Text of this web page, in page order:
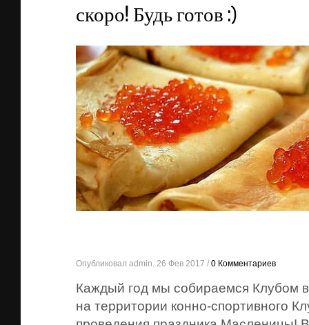
скоро! Будь готов :)
Опубликовал admin. 26 Фев 2017 / 0 Комментариев
Каждый год мы собираемся Клубом
на территории конно-спортивного